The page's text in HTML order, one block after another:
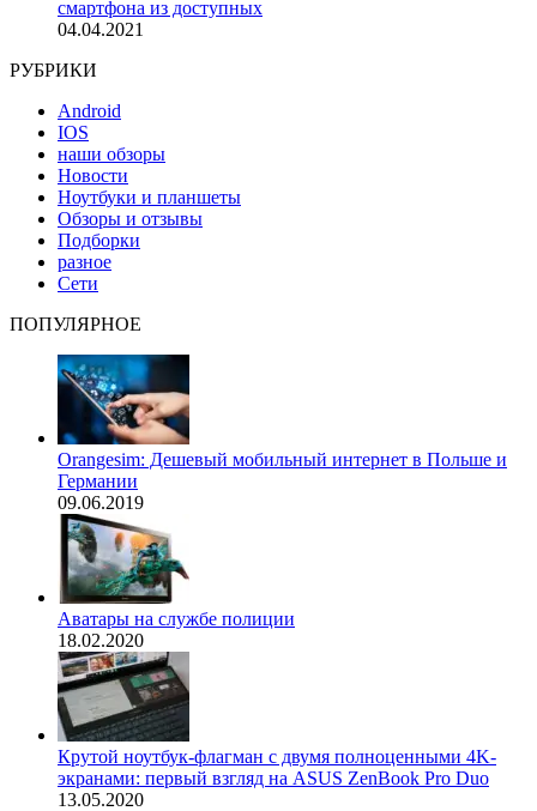
смартфона из доступных
04.04.2021
РУБРИКИ
Android
IOS
наши обзоры
Новости
Ноутбуки и планшеты
Обзоры и отзывы
Подборки
разное
Сети
ПОПУЛЯРНОЕ
Orangesim: Дешевый мобильный интернет в Польше и
Германии
09.06.2019
Аватары на службе полиции
18.02.2020
Крутой ноутбук-флагман с двумя полноценными 4K-
экранами: первый взгляд на ASUS ZenBook Pro Duo
13.05.2020